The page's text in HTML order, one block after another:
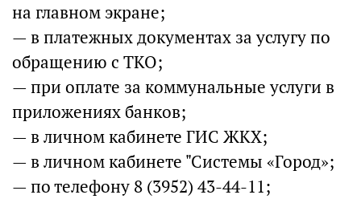
на главном экране;
— в платежных документах за услугу по
обращению с ТКО;
— при оплате за коммунальные услуги в
приложениях банков;
— в личном кабинете ГИС ЖКХ;
— в личном кабинете "Системы «Город»;
— по телефону 8 (3952) 43-44-11;